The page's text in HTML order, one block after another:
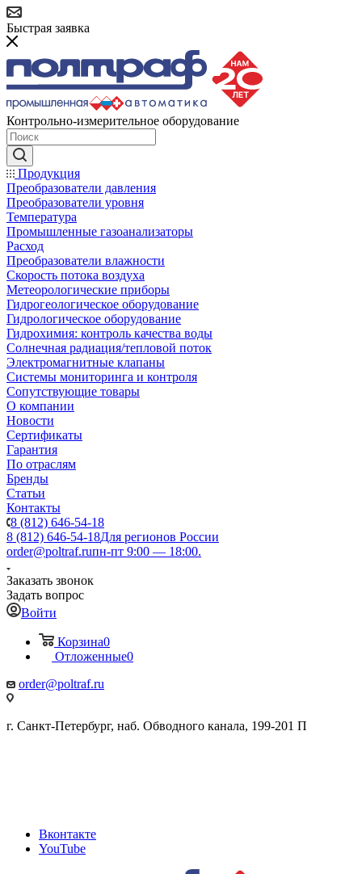
Быстрая заявка
Контрольно-измерительное оборудование
Продукция
Преобразователи давления
Преобразователи уровня
Температура
Промышленные газоанализаторы
Расход
Преобразователи влажности
Скорость потока воздуха
Метеорологические приборы
Гидрогеологическое оборудование
Гидрологическое оборудование
Гидрохимия: контроль качества воды
Солнечная радиация/тепловой поток
Электромагнитные клапаны
Системы мониторинга и контроля
Сопутствующие товары
О компании
Новости
Сертификаты
Гарантия
По отраслям
Бренды
Статьи
Контакты
8 (812) 646-54-18
8 (812) 646-54-18Для регионов России
order@poltraf.ruпн-пт 9:00 — 18:00.
Заказать звонок
Задать вопрос
Войти
Корзина0
Отложенные0
order@poltraf.ru
г. Санкт-Петербург, наб. Обводного канала, 199-201 П
Вконтакте
YouTube